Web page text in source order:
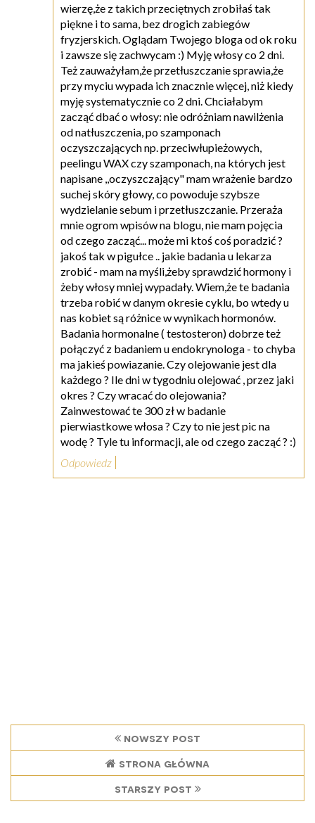
wierzę,że z takich przeciętnych zrobiłaś tak
piękne i to sama, bez drogich zabiegów
fryzjerskich. Oglądam Twojego bloga od ok roku
i zawsze się zachwycam :) Myję włosy co 2 dni.
Też zauważyłam,że przetłuszczanie sprawia,że
przy myciu wypada ich znacznie więcej, niż kiedy
myję systematycznie co 2 dni. Chciałabym
zacząć dbać o włosy: nie odróżniam nawilżenia
od natłuszczenia, po szamponach
oczyszczających np. przeciwłupieżowych,
peelingu WAX czy szamponach, na których jest
napisane ,,oczyszczający" mam wrażenie bardzo
suchej skóry głowy, co powoduje szybsze
wydzielanie sebum i przetłuszczanie. Przeraża
mnie ogrom wpisów na blogu, nie mam pojęcia
od czego zacząć... może mi ktoś coś poradzić ?
jakoś tak w pigułce .. jakie badania u lekarza
zrobić - mam na myśli,żeby sprawdzić hormony i
żeby włosy mniej wypadały. Wiem,że te badania
trzeba robić w danym okresie cyklu, bo wtedy u
nas kobiet są różnice w wynikach hormonów.
Badania hormonalne ( testosteron) dobrze też
połączyć z badaniem u endokrynologa - to chyba
ma jakieś powiazanie. Czy olejowanie jest dla
każdego ? Ile dni w tygodniu olejować , przez jaki
okres ? Czy wracać do olejowania?
Zainwestować te 300 zł w badanie
pierwiastkowe włosa ? Czy to nie jest pic na
wodę ? Tyle tu informacji, ale od czego zacząć ? :)
Odpowiedz
nowszy post
strona główna
starszy post